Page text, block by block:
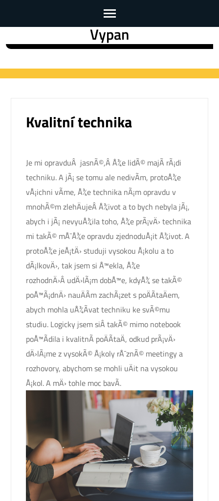
to
(Press
Vypan
Kvalitní technika
Je mi opravduÂ jasnÃ©,Â Å¾e lidÃ© majÃ­ rÃ¡di
techniku. A jÃ¡ se tomu ale nedivÃ­m, protoÅ¾e
vÅ¡ichni vÃ­me, Å¾e technika nÃ¡m opravdu v
mnohÃ©m zlehÄujeÂ Å¾ivot a to bych nebyla jÃ¡,
abych i jÃ¡ nevyuÅ¾ila toho, Å¾e prÃ¡vÄ› technika
mi takÃ© mÅ¯Å¾e opravdu zjednoduÅ¡it Å¾ivot. A
protoÅ¾e jeÅ¡tÄ› studuji vysokou Å¡kolu a to
dÃ¡lkovÄ›, tak jsem si Å™ekla, Å¾e
rozhodnÄ›Â udÄ›lÃ¡m dobÅ™e, kdyÅ¾ se takÃ©
poÅ™Ã¡dnÄ› nauÄÃ­m zachÃ¡zet s poÄÃ­taÄem,
abych mohla uÅ¾Ã­vat techniku ke svÃ©mu
studiu. Logicky jsem siÂ takÃ© mimo notebook
poÅ™Ã­dila i kvalitnÃ­ poÄÃ­taÄ, odkud prÃ¡vÄ›
dÄ›lÃ¡me z vysokÃ© Å¡koly rÅ¯znÃ© meetingy a
rozhovory, abychom se mohli uÄit na vysokou
Å¡kol. A mÄ› tohle moc bavÃ­.